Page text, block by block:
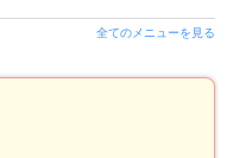
全てのメニューを見る